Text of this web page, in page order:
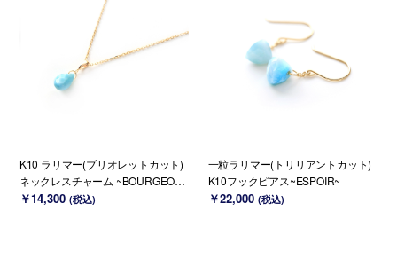
K10 ラリマー(ブリオレットカット)
ネックレスチャーム ~BOURGEON~
（チェーンのセット購入できます）
￥14,300 (税込)
一粒ラリマー(トリリアントカット)
K10フックピアス~ESPOIR~
￥22,000 (税込)